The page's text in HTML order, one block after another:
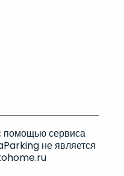
помощью сервиса
не является